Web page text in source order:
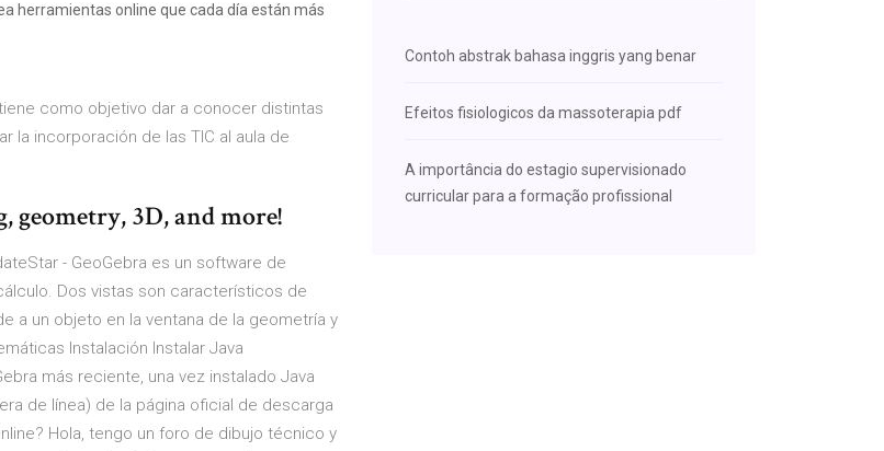
herramientas online que cada día están más
como objetivo dar a conocer distintas
la incorporación de las TIC al aula de
3D, and more!
- GeoGebra es un software de
Dos vistas son característicos de
a un objeto en la ventana de la geometría y
Instalación Instalar Java
más reciente, una vez instalado Java
de línea) de la página oficial de descarga
Hola, tengo un foro de dibujo técnico y
Contoh abstrak bahasa inggris yang benar
Efeitos fisiologicos da massoterapia pdf
A importância do estagio supervisionado
curricular para a formação profissional